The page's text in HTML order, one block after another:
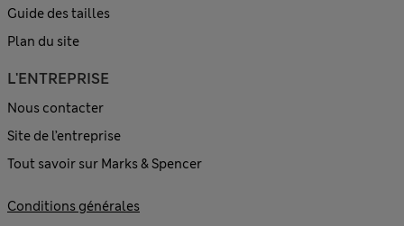
Guide des tailles
Plan du site
L'ENTREPRISE
Nous contacter
Site de l’entreprise
Tout savoir sur Marks & Spencer
Conditions générales